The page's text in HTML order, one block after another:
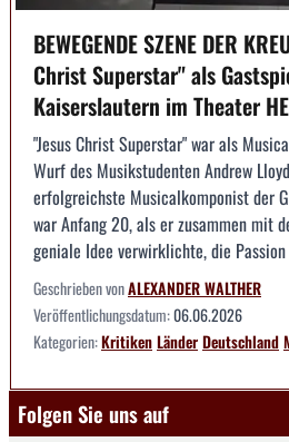
BEWEGENDE SZENE DER
Christ Superstar" als
Kaiserslautern im Theater
"Jesus Christ Superstar" war als
Wurf des Musikstudenten Andrew
erfolgreichste Musicalkomponist der
war Anfang 20, als er zusammen mit
geniale Idee verwirklichte, die Passion
Geschrieben vonALEXANDER WALTHER
Veröffentlichungsdatum:06.06.2026
Kategorien:KritikenLänderDeutschland
Folgen Sie uns auf